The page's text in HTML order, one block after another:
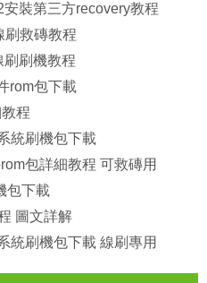
裝第三方recovery教程
刷救磚教程
刷刷機教程
rom包下載
程
統刷機包下載
包詳細教程 可救磚用
包下載
圖文詳解
統刷機包下載 線刷專用